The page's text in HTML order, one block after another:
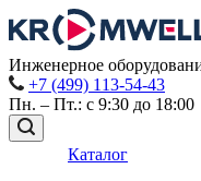
Инженерное
+7 (499) 113-54-43
Пн. – Пт.: с 9:30 до 18:00
Каталог